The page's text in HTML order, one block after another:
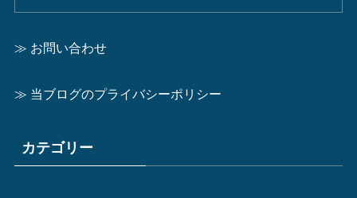
≫ お問い合わせ
≫ 当ブログのプライバシーポリシー
カテゴリー